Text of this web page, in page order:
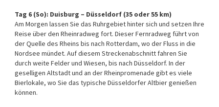
Tag 6 (So): Duisburg – Düsseldorf (35 oder 55 km)
Am Morgen lassen Sie das Ruhrgebiet hinter sich und setzen Ihre
Reise über den Rheinradweg fort. Dieser Fernradweg führt von
der Quelle des Rheins bis nach Rotterdam, wo der Fluss in die
Nordsee mündet. Auf diesem Streckenabschnitt fahren Sie
durch weite Felder und Wiesen, bis nach Düsseldorf. In der
geselligen Altstadt und an der Rheinpromenade gibt es viele
Bierlokale, wo Sie das typische Düsseldorfer Altbier genießen
können.